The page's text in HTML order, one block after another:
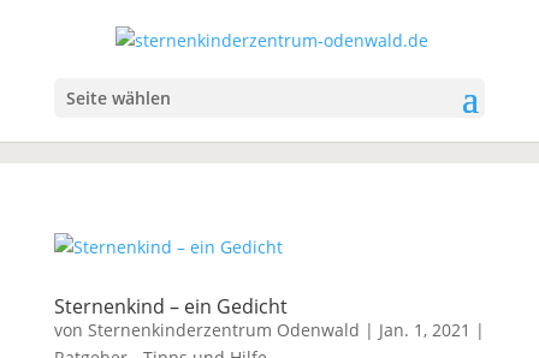
Seite wählen
Sternenkind – ein Gedicht
von Sternenkinderzentrum Odenwald | Jan. 1, 2021 |